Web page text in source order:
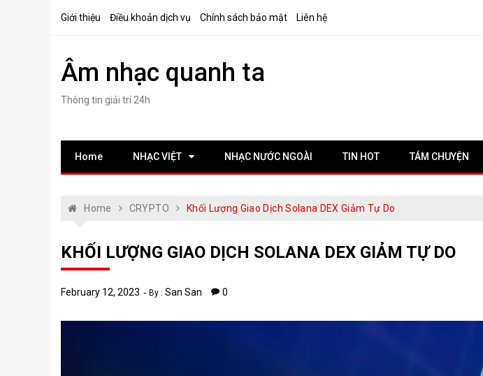
Giới thiệu Điều khoản dịch vụ Chính sách bảo mật Liên hệ
Âm nhạc quanh ta
Thông tin giải trí 24h
Home NHẠC VIỆT NHẠC NƯỚC NGOÀI TIN HOT TÁM CHUYỆN
Home CRYPTO Khối Lượng Giao Dịch Solana DEX Giảm Tự Do
KHỐI LƯỢNG GIAO DỊCH SOLANA DEX GIẢM TỰ DO
February 12, 2023 By : San San 0